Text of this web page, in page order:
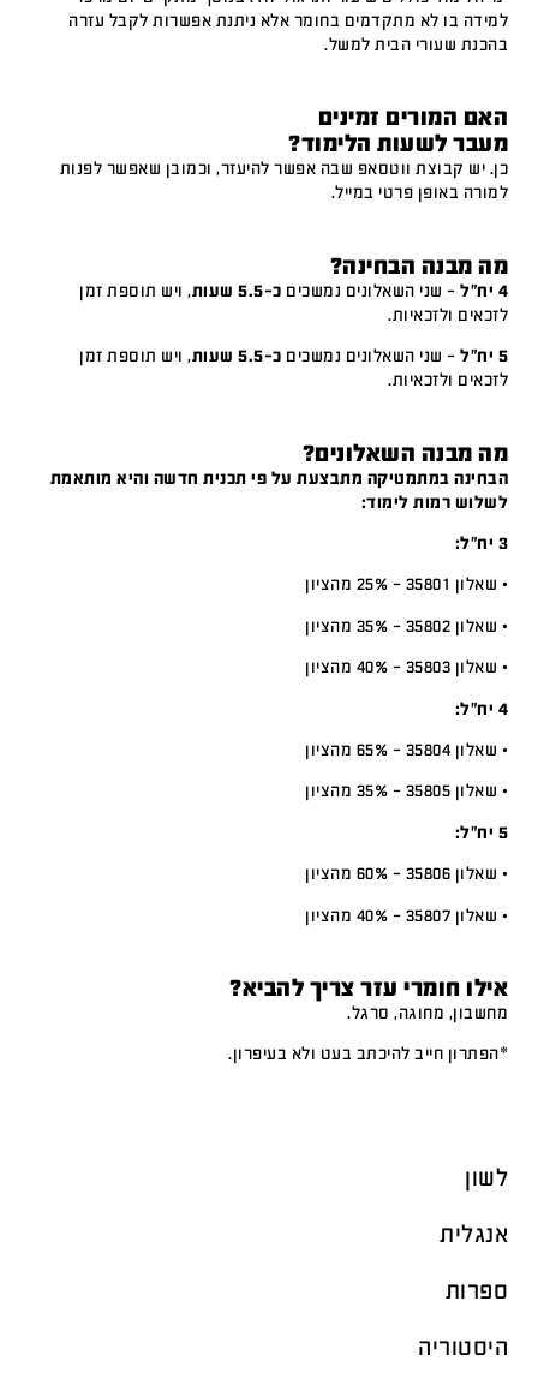
למידה בו לא מתקדמים בחומר אלא ניתנת אפשרות לקבל עזרה
בהכנת שעורי הבית למשל.
האם המורים זמינים
מעבר לשעות הלימוד?
כן. יש קבוצת ווטסאפ שבה אפשר להיעזר, וכמובן שאפשר לפנות
למורה באופן פרטי במייל.
מה מבנה הבחינה?
4 יח"ל – שני השאלונים נמשכים כ-5.5 שעות
, ויש תוספת זמן
לזכאים ולזכאיות.
5 יח"ל – שני השאלונים נמשכים כ-5.5 שעות
, ויש תוספת זמן
לזכאים ולזכאיות.
מה מבנה השאלונים?
הבחינה במתמטיקה מתבצעת על פי תכנית חדשה והיא מותאמת
לשלוש רמות לימוד:
3 יח”ל:
• שאלון 35801 – 25% מהציון
• שאלון 35802 – 35% מהציון
• שאלון 35803 – 40% מהציון
4 יח”ל:
• שאלון 35804 – 65% מהציון
• שאלון 35805 – 35% מהציון
5 יח”ל:
• שאלון 35806 – 60% מהציון
• שאלון 35807 – 40% מהציון
אילו חומרי עזר צריך להביא?
מחשבון, מחוגה, סרגל.
*הפתרון חייב להיכתב בעט ולא בעיפרון.
לשון
אנגלית
ספרות
היסטוריה